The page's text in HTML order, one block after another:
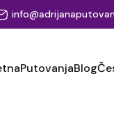
PutovanjaBlog